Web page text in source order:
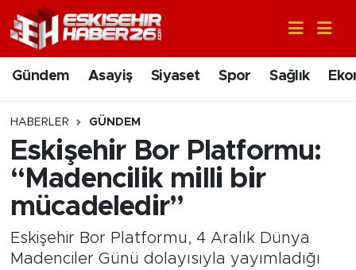
Gündem Asayiş Siyaset Spor Sağlık
HABERLER GÜNDEM
Eskişehir Bor Platformu:
“Madencilik milli bir
mücadeledir”
Eskişehir Bor Platformu, 4 Aralık Dünya
Madenciler Günü dolayısıyla yayımladığı
Gündem
Asayiş
Siyaset
Spor
Ekonomi
Nöbetçi Eczaneler
Hava Durumu
Trafik Durumu
Süper Lig Puan Durumu ve Fikstür
Son Dakika Haberleri